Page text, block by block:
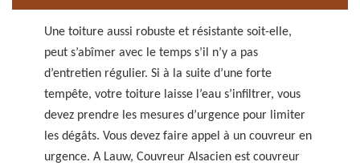
Une toiture aussi robuste et résistante soit-elle,
peut s’abîmer avec le temps s’il n’y a pas
d’entretien régulier. Si à la suite d’une forte
tempête, votre toiture laisse l’eau s’infiltrer, vous
devez prendre les mesures d’urgence pour limiter
les dégâts. Vous devez faire appel à un couvreur en
urgence. A Lauw, Couvreur Alsacien est couvreur